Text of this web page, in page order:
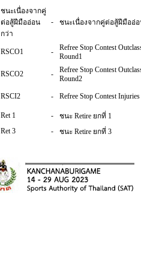
ชนะเนื่องจากคู่
ต่อสู้ฝีมืออ่อน
กว่า
- ชนะเนื่องจากคู่ต่อสู้ฝีมืออ่
RSCO1 -
Refree Stop Contest
Round1
RSCO2 -
Refree Stop Contest
Round2
RSCI2 - Refree Stop Contest
Ret 1 -
ชนะ Retire ยกที่ 1
Ret 3
- ชนะ Retire ยกที่ 3